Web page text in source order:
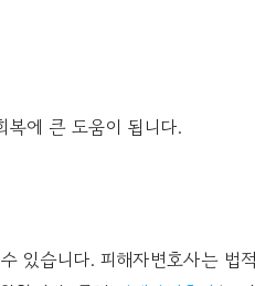
복에 큰 도움이 됩니다.
있습니다. 피해자변호사는 법